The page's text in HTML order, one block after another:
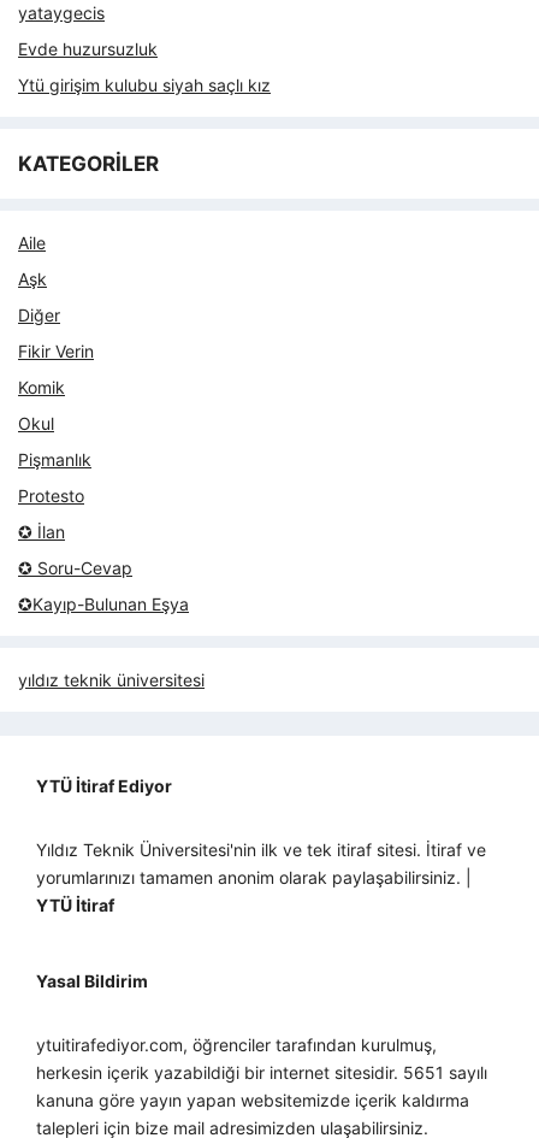
yataygecis
Evde huzursuzluk
Ytü girişim kulubu siyah saçlı kız
KATEGORİLER
Aile
Aşk
Diğer
Fikir Verin
Komik
Okul
Pişmanlık
Protesto
✪ İlan
✪ Soru-Cevap
✪Kayıp-Bulunan Eşya
yıldız teknik üniversitesi
YTÜ İtiraf Ediyor
Yıldız Teknik Üniversitesi'nin ilk ve tek itiraf sitesi. İtiraf ve
yorumlarınızı tamamen anonim olarak paylaşabilirsiniz. |
YTÜ İtiraf
Yasal Bildirim
ytuitirafediyor.com, öğrenciler tarafından kurulmuş,
herkesin içerik yazabildiği bir internet sitesidir. 5651 sayılı
kanuna göre yayın yapan websitemizde içerik kaldırma
talepleri için bize mail adresimizden ulaşabilirsiniz.